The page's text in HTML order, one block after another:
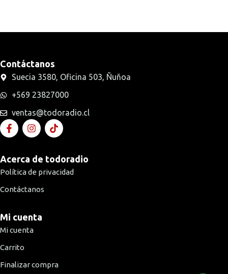
Contáctanos
Suecia 3580, Oficina 503, Ñuñoa
+569 23827000
ventas@todoradio.cl
Acerca de todoradio
Política de privacidad
Contáctanos
Mi cuenta
Mi cuenta
Carrito
Finalizar compra